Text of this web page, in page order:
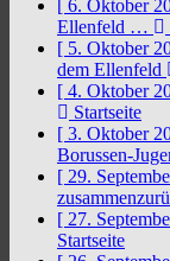
[ 6. Oktober
Ellenfeld …
[ 5. Oktober
dem Ellenfeld
[ 4. Oktober
Startseite
[ 3. Oktober
Borussen-
[ 29.
[ 27.
Startseite